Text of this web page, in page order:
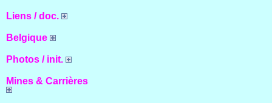
Liens / doc.
Belgique
Photos / init.
Mines & Carrières